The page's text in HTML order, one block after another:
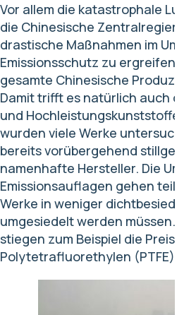
Vor allem die katastrophale
die Chinesische
drastische Maßnahmen im
Emissionsschutz zu ergreifen.
gesamte Chinesische
Damit trifft es natürlich auch den
und Hochleistungskunststoffe.
wurden viele Werke untersucht
bereits vorübergehend
namenhafte Hersteller. Die
Emissionsauflagen gehen teils
Werke in weniger dichtbesiedelte
umgesiedelt werden müssen.
stiegen zum Beispiel die Preise für
Polytetrafluorethylen (PTFE) um